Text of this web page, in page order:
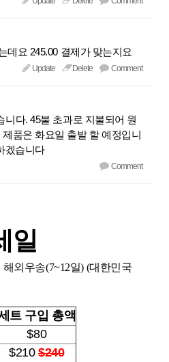
데요 245.00 결제가 맞는지요
Update Delete Comment
니다. 45불 초과로 지불되어 원
품은 화요일 출발 할 예정입니
겠습니다
Comment
일
외우송(7~12일) (대한민국
트 구입 총액
$80
$210$240